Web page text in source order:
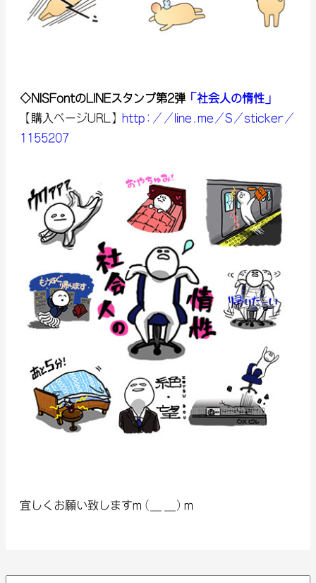
◇NISFontのLINEスタンプ第2弾 「社会人の惰性」
【購入ページURL】 http://line.me/S/sticker/
1155207
宜しくお願い致しますm(_ _)m